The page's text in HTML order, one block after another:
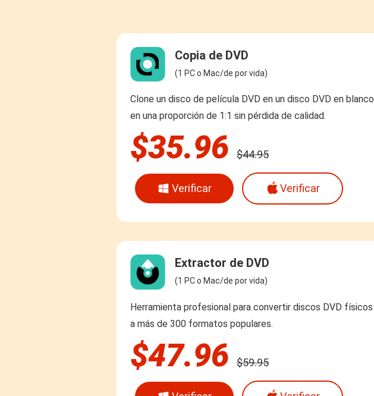
Copia de DVD
(1 PC o Mac/de por vida)
Clone un disco de película DVD en un disco DVD en blanco
en una proporción de 1:1 sin pérdida de calidad.
$35.96 $44.95
Verificar Verificar
Extractor de DVD
(1 PC o Mac/de por vida)
Herramienta profesional para convertir discos DVD físicos
a más de 300 formatos populares.
$47.96 $59.95